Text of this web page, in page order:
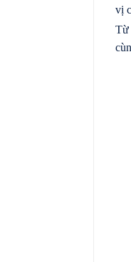
vị
Từ